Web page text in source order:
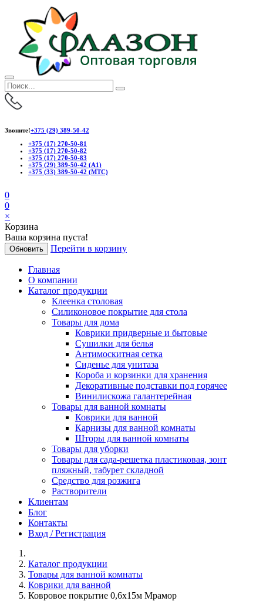
Звоните!+375 (29) 389-50-42
+375 (17) 270-50-81
+375 (17) 270-50-82
+375 (17) 270-50-83
+375 (29) 389-50-42 (А1)
+375 (33) 389-50-42 (МТС)
0
0
×
Корзина
Ваша корзина пуста!
Обновить Перейти в корзину
Главная
О компании
Каталог продукции
Клеенка столовая
Силиконовое покрытие для стола
Товары для дома
Коврики придверные и бытовые
Сушилки для белья
Антимоскитная сетка
Сиденье для унитаза
Короба и корзинки для хранения
Декоративные подставки под горячее
Винилискожа галантерейная
Товары для ванной комнаты
Коврики для ванной
Карнизы для ванной комнаты
Шторы для ванной комнаты
Товары для уборки
Товары для сада-решетка пластиковая, зонт
пляжный, табурет складной
Средство для розжига
Растворители
Клиентам
Блог
Контакты
Вход / Регистрация
Каталог продукции
Товары для ванной комнаты
Коврики для ванной
Ковровое покрытие 0,6х15м Мрамор